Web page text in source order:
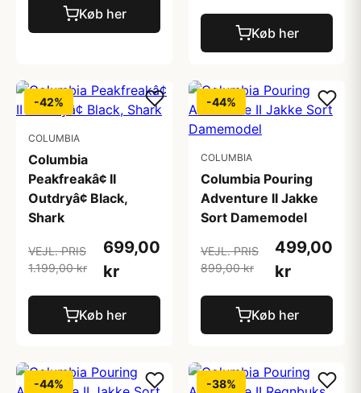
Køb her
Køb her
-42%
COLUMBIA
Columbia
Peakfreakâ¢ II
Outdryâ¢ Black,
Shark
VEJL. PRIS
1.199,00 kr
699,00
kr
Køb her
-44%
COLUMBIA
Columbia Pouring
Adventure II Jakke
Sort Damemodel
VEJL. PRIS
899,00 kr
499,00
kr
Køb her
-44% -38%